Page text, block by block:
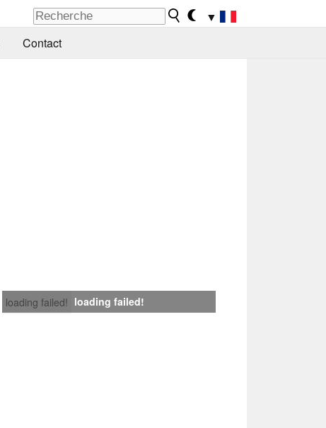
▼
Contact
loading failed! loading failed!